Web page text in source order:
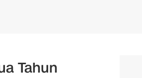
Tahun